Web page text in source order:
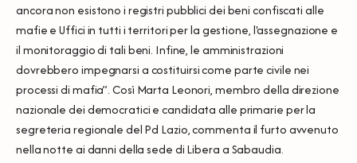
ancora non esistono i registri pubblici dei beni confiscati alle
mafie e Uffici in tutti i territori per la gestione, l'assegnazione e
il monitoraggio di tali beni. Infine, le amministrazioni
dovrebbero impegnarsi a costituirsi come parte civile nei
processi di mafia”. Così Marta Leonori, membro della direzione
nazionale dei democratici e candidata alle primarie per la
segreteria regionale del Pd Lazio, commenta il furto avvenuto
nella notte ai danni della sede di Libera a Sabaudia.